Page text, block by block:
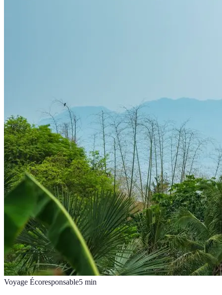
Voyage Écoresponsable5 min